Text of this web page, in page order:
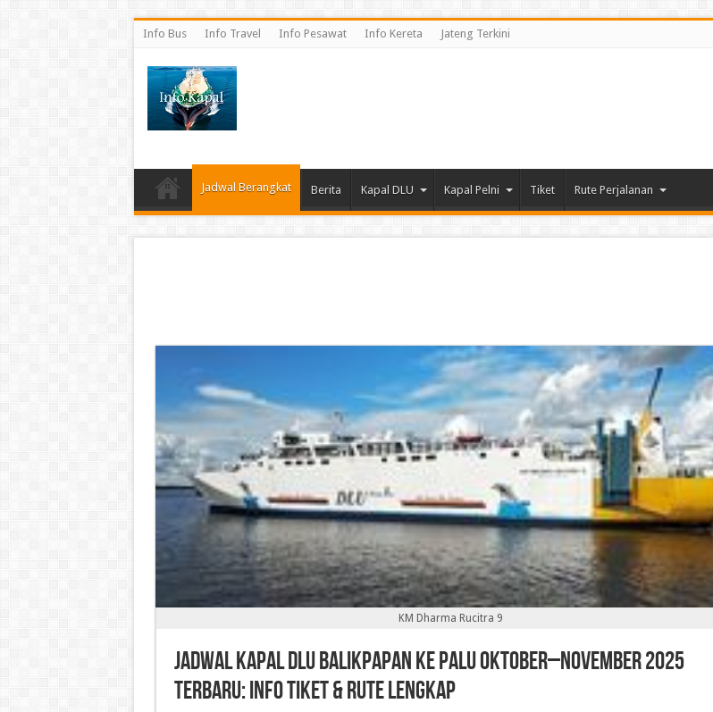
Info Bus Info Travel Info Pesawat Info Kereta Jateng Terkini
Jadwal Berangkat Berita Kapal DLU Kapal Pelni Tiket Rute Perjalanan
KM Dharma Rucitra 9
Jadwal Kapal DLU Balikpapan ke Palu Oktober–November 2025
Terbaru: Info Tiket & Rute Lengkap